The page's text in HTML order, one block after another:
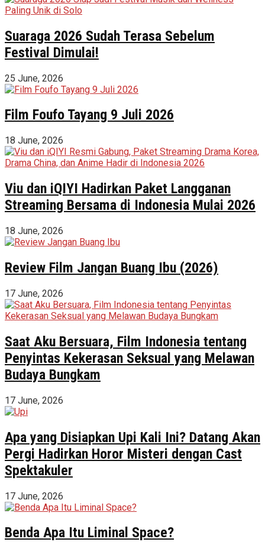
Suaraga 2026 Sudah Terasa Sebelum
Festival Dimulai!
25 June, 2026
Film Foufo Tayang 9 Juli 2026
18 June, 2026
Viu dan iQIYI Hadirkan Paket Langganan
Streaming Bersama di Indonesia Mulai 2026
18 June, 2026
Review Film Jangan Buang Ibu (2026)
17 June, 2026
Saat Aku Bersuara, Film Indonesia tentang
Penyintas Kekerasan Seksual yang Melawan
Budaya Bungkam
17 June, 2026
Apa yang Disiapkan Upi Kali Ini? Datang Akan
Pergi Hadirkan Horor Misteri dengan Cast
Spektakuler
17 June, 2026
Benda Apa Itu Liminal Space?